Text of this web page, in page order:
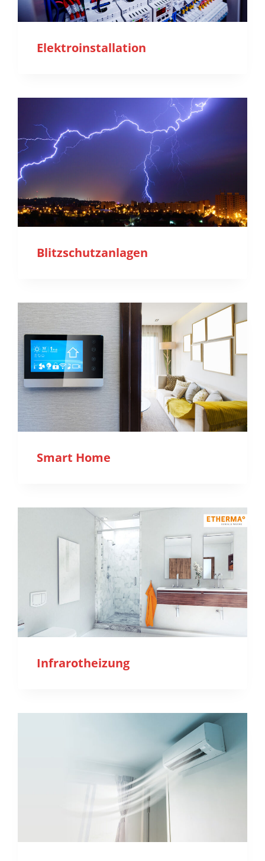
Elektroinstallation
Blitzschutzanlagen
Smart Home
Infrarotheizung